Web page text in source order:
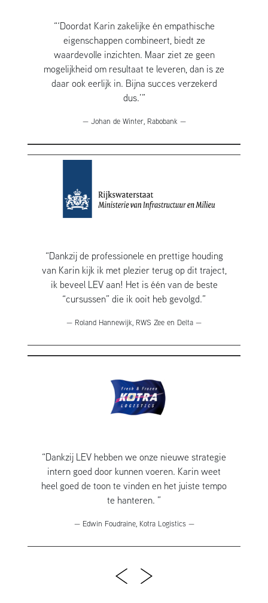
“‘Doordat Karin zakelijke én empathische
eigenschappen combineert, biedt ze
waardevolle inzichten. Maar ziet ze geen
mogelijkheid om resultaat te leveren, dan is ze
daar ook eerlijk in. Bijna succes verzekerd
dus.’”
— Johan de Winter, Rabobank —
“Dankzij de professionele en prettige houding
van Karin kijk ik met plezier terug op dit traject,
ik beveel LEV aan! Het is één van de beste
“cursussen” die ik ooit heb gevolgd.”
— Roland Hannewijk, RWS Zee en Delta —
“Dankzij LEV hebben we onze nieuwe strategie
intern goed door kunnen voeren. Karin weet
heel goed de toon te vinden en het juiste tempo
te hanteren. ”
— Edwin Foudraine, Kotra Logistics —